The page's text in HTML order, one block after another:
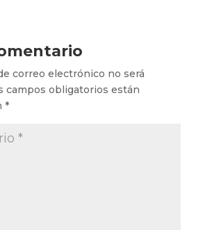
correo electrónico no será
campos obligatorios están
*